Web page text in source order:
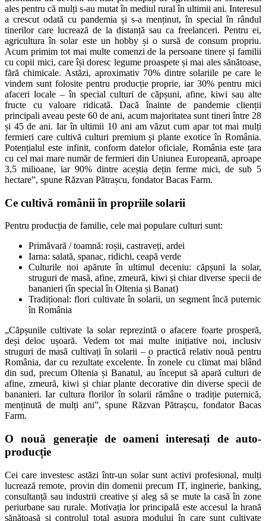
ales pentru că mulți s-au mutat în mediul rural în ultimii ani. Interesul
a crescut odată cu pandemia și s-a menținut, în special în rândul
tinerilor care lucrează de la distanță sau ca freelanceri. Pentru ei,
agricultura în solar este un hobby și o sursă de consum propriu.
Acum primim tot mai multe comenzi de la persoane tinere și familii
cu copii mici, care își doresc legume proaspete și mai ales sănătoase,
fără chimicale. Astăzi, aproximativ 70% dintre solariile pe care le
vindem sunt folosite pentru producție proprie, iar 30% pentru mici
afaceri locale – în special culturi de căpșuni, afine, kiwi sau alte
fructe cu valoare ridicată. Dacă înainte de pandemie clienții
principali aveau peste 60 de ani, acum majoritatea sunt tineri între 28
și 45 de ani. Iar în ultimii 10 ani am văzut cum apar tot mai mulți
fermieri care cultivă culturi premium și plante exotice în România.
Potențialul este infinit, conform datelor oficiale, România este țara
cu cel mai mare număr de fermieri din Uniunea Europeană, aproape
3,5 milioane, iar 90% dintre aceștia dețin ferme mici, de sub 5
hectare”, spune Răzvan Pătrașcu, fondator Bacas Farm.
Ce cultivă românii în propriile solarii
Pentru producția de familie, cele mai populare culturi sunt:
Primăvară / toamnă: roșii, castraveți, ardei
Iarna: salată, spanac, ridichi, ceapă verde
Culturile noi apărute în ultimul deceniu: căpșuni la solar,
struguri de masă, afine, zmeură, kiwi și chiar diverse specii de
bananieri (în special în Oltenia și Banat)
Tradițional: flori cultivate în solarii, un segment încă puternic
în România
„Căpșunile cultivate la solar reprezintă o afacere foarte prosperă,
deși deloc ușoară. Vedem tot mai multe inițiative noi, inclusiv
struguri de masă cultivați în solarii – o practică relativ nouă pentru
România, dar cu rezultate excelente. În zonele cu climat mai blând
din sud, precum Oltenia și Banatul, au început să apară culturi de
afine, zmeură, kiwi și chiar plante decorative din diverse specii de
bananieri. Iar cultura florilor în solarii rămâne o tradiție puternică,
menținută de mulți ani”, spune Răzvan Pătrașcu, fondator Bacas
Farm.
O nouă generație de oameni interesați de auto-
producție
Cei care investesc astăzi într-un solar sunt activi profesional, mulți
lucrează remote, provin din domenii precum IT, inginerie, banking,
consultanță sau industrii creative și aleg să se mute la casă în zone
periurbane sau rurale. Motivația lor principală este accesul la hrană
sănătoasă și controlul total asupra modului în care sunt cultivate